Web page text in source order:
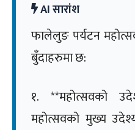
AI सारांश
फालेलुङ पर्यटन
बुँदाहरुमा छ:
१. **महोत्सवको
महोत्सवको मुख्य